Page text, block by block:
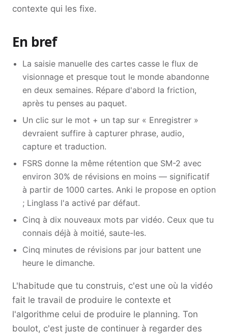
contexte qui les fixe.
En bref
La saisie manuelle des cartes casse le flux de
visionnage et presque tout le monde abandonne
en deux semaines. Répare d'abord la friction,
après tu penses au paquet.
Un clic sur le mot + un tap sur « Enregistrer »
devraient suffire à capturer phrase, audio,
capture et traduction.
FSRS donne la même rétention que SM-2 avec
environ 30% de révisions en moins — significatif
à partir de 1000 cartes. Anki le propose en option
; Linglass l'a activé par défaut.
Cinq à dix nouveaux mots par vidéo. Ceux que tu
connais déjà à moitié, saute-les.
Cinq minutes de révisions par jour battent une
heure le dimanche.
L'habitude que tu construis, c'est une où la vidéo
fait le travail de produire le contexte et
l'algorithme celui de produire le planning. Ton
boulot, c'est juste de continuer à regarder des